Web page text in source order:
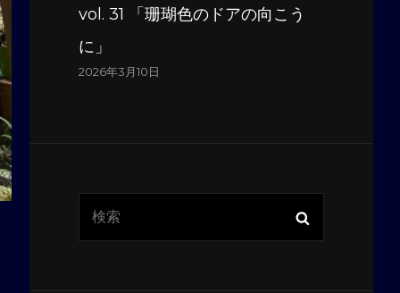
vol. 31 「珊瑚色のドアの向こう
に」
2026年3月10日
索